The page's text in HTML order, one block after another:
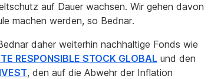
auf Dauer wachsen. Wir gehen davon
machen werden, so Bednar.
daher weiterhin nachhaltige Fonds wie
RESPONSIBLE STOCK GLOBAL und den
, den auf die Abwehr der Inflation